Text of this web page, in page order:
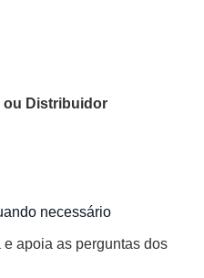
ou Distribuidor
necessário
e apoia as perguntas dos